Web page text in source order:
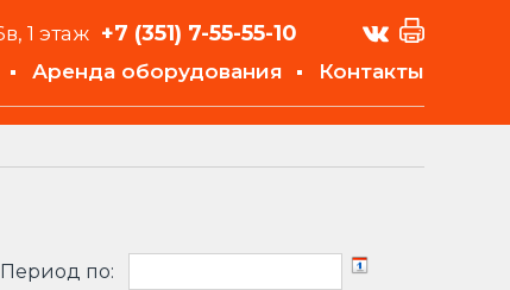
1 этаж +7 (351) 7-55-55-10
Аренда оборудования Контакты
Период по: